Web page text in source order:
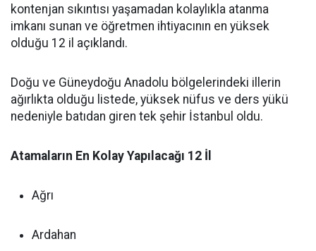
kontenjan sıkıntısı yaşamadan kolaylıkla atanma
imkanı sunan ve öğretmen ihtiyacının en yüksek
olduğu 12 il açıklandı.
Doğu ve Güneydoğu Anadolu bölgelerindeki illerin
ağırlıkta olduğu listede, yüksek nüfus ve ders yükü
nedeniyle batıdan giren tek şehir İstanbul oldu.
Atamaların En Kolay Yapılacağı 12 İl
Ağrı
Ardahan